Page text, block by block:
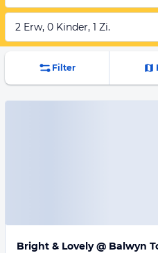
2 Erw, 0 Kinder, 1 Zi.
Filter
Bright & Lovely @ Balwyn